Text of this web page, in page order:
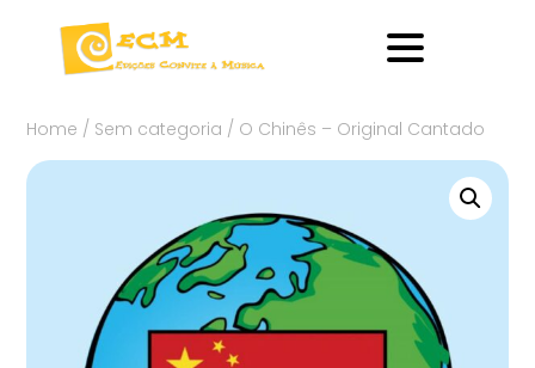
Home / Sem categoria / O Chinês – Original Cantado